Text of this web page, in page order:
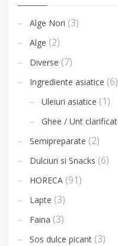
Alge Nori (3)
Alge (2)
Diverse (7)
Ingrediente asiatice (6)
Uleiuri asiatice (1)
Ghee / Unt clarificat
Semipreparate (2)
Dulciuri si Snacks (6)
HORECA (91)
Lapte (3)
Faina (3)
Sos dulce picant (3)